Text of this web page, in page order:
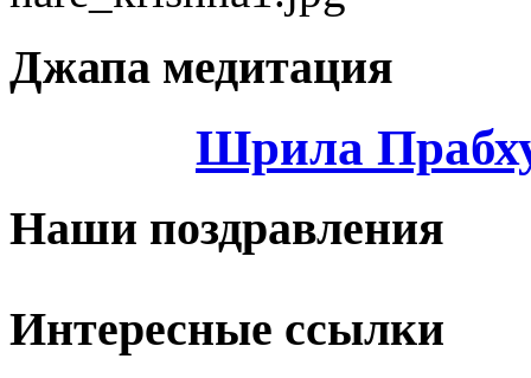
Джапа медитация
Шрила
Наши поздравления
Интересные ссылки